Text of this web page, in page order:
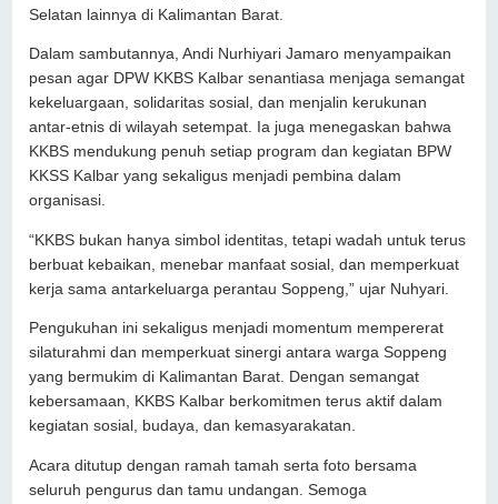
Selatan lainnya di Kalimantan Barat.
Dalam sambutannya, Andi Nurhiyari Jamaro menyampaikan
pesan agar DPW KKBS Kalbar senantiasa menjaga semangat
kekeluargaan, solidaritas sosial, dan menjalin kerukunan
antar-etnis di wilayah setempat. Ia juga menegaskan bahwa
KKBS mendukung penuh setiap program dan kegiatan BPW
KKSS Kalbar yang sekaligus menjadi pembina dalam
organisasi.
“KKBS bukan hanya simbol identitas, tetapi wadah untuk terus
berbuat kebaikan, menebar manfaat sosial, dan memperkuat
kerja sama antarkeluarga perantau Soppeng,” ujar Nuhyari.
Pengukuhan ini sekaligus menjadi momentum mempererat
silaturahmi dan memperkuat sinergi antara warga Soppeng
yang bermukim di Kalimantan Barat. Dengan semangat
kebersamaan, KKBS Kalbar berkomitmen terus aktif dalam
kegiatan sosial, budaya, dan kemasyarakatan.
Acara ditutup dengan ramah tamah serta foto bersama
seluruh pengurus dan tamu undangan. Semoga